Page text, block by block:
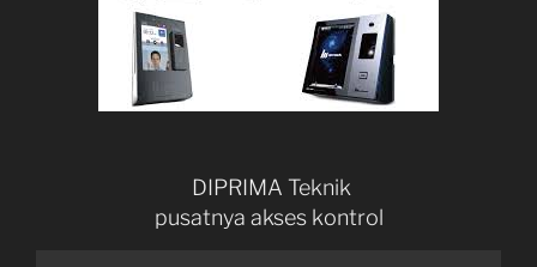
DIPRIMA Teknik
pusatnya akses kontrol